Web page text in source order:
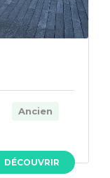
DÉCOUVRIR
Ancien